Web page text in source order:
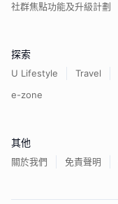
社群焦點功能及升級計劃
探索
U Lifestyle Travel
e-zone
其他
關於我們 免責聲明